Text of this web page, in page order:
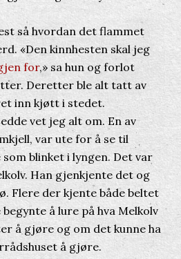
så hvordan det flammet
«Den kinnhesten skal jeg
for,» sa hun og forlot
Deretter ble alt tatt av
inn kjøtt i stedet.
vet jeg alt om. En av
var ute for å se til
som blinket i lyngen. Det var
Han gjenkjente det og
Flere der kjente både beltet
å lure på hva Melkolv
å gjøre og om det kunne ha
å gjøre.